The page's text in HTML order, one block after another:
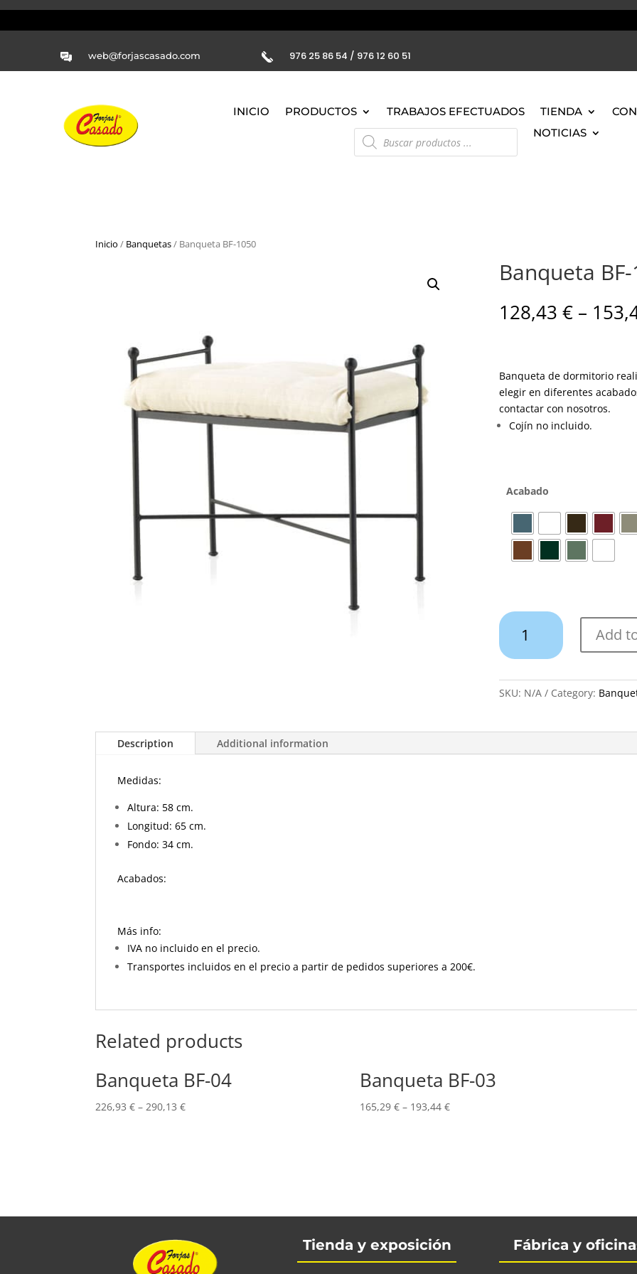
web@forjascasado.com 976 25 86 54 / 976 12 60 51
INICIO PRODUCTOS TRABAJOS EFECTUADOS TIENDA
Búsqueda
de
productos
NOTICIAS
Inicio / Banquetas/ Banqueta BF-1050
Banqueta
128,43 €–
Banqueta de dormitorio
elegir en diferentes
contactar con nosotros.
Cojín no incluido.
Acabado
Banqueta
1050
Add
SKU: N/A Category:
Description Additional information
Medidas:
Altura: 58 cm.
Longitud: 65 cm.
Fondo: 34 cm.
Acabados:
Más info:
IVA no incluido en el precio.
Transportes incluidos en el precio a partir de pedidos superiores a 200€.
Related products
Banqueta BF-04
226,93€ – 290,13€
Banqueta BF-03
165,29 €– 193,44 €
Tienda y exposición Fábrica y